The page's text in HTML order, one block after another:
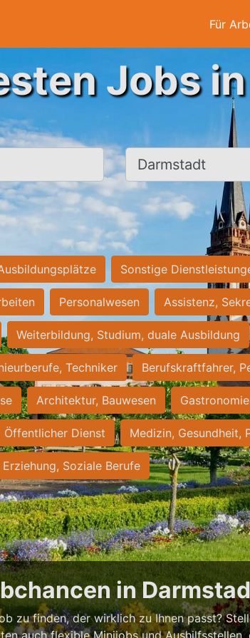
Für
Jobs
Ort, Stadt
Sonstige
Personalwesen Assistenz,
Weiterbildung, Studium, duale Ausbildung
Techniker Berufskraftfahrer,
Architektur, Bauwesen Gastronomie
Öffentlicher Dienst Medizin, Gesundheit,
Erziehung, Soziale Berufe
in
zu finden, der wirklich zu Ihnen passt?